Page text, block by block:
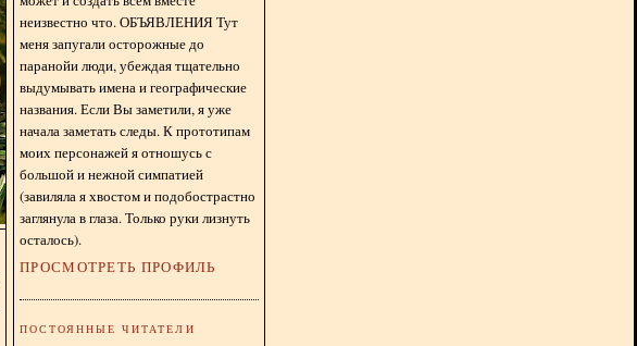
неизвестно что. ОБЪЯВЛЕНИЯ Тут
меня запугали осторожные до
паранойи люди, убеждая тщательно
выдумывать имена и географические
названия. Если Вы заметили, я уже
начала заметать следы. К прототипам
моих персонажей я отношусь с
большой и нежной симпатией
(завиляла я хвостом и подобострастно
заглянула в глаза. Только руки лизнуть
осталось).
ПРОСМОТРЕТЬ ПРОФИЛЬ
ПОСТОЯННЫЕ ЧИТАТЕЛИ